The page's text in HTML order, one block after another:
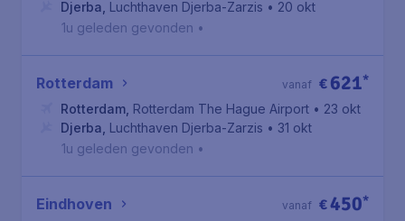
Djerba Luchthaven Djerba-Zarzis • 20 okt
1u geleden gevonden •
Rotterdam € 621*
vanaf
Rotterdam Rotterdam The Hague Airport • 23 okt
Djerba Luchthaven Djerba-Zarzis • 31 okt
1u geleden gevonden •
Eindhoven €450*
vanaf